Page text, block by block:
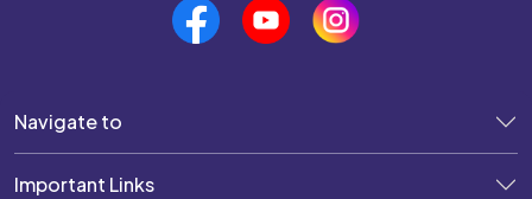
Navigate to
Important Links